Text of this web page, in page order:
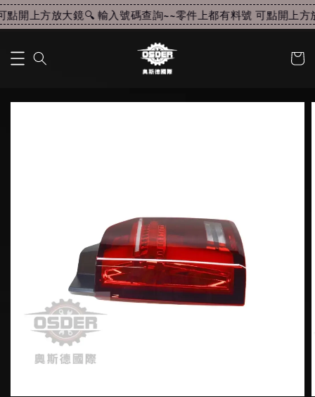
開上方放大鏡🔍 輸入號碼查詢~~零件上都有料號 可點開上方